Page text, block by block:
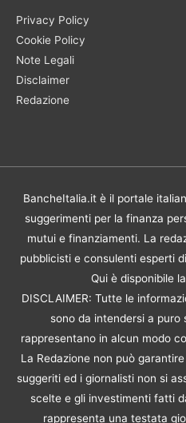
Privacy Policy
Cookie Policy
Note Legali
Disclaimer
Redazione
BancheItalia.it è il portale
suggerimenti per la finanza
mutui e finanziamenti. La
pubblicisti e consulenti esperti
Qui è disponibile la
DISCLAIMER: Tutte le
sono da intendersi a
rappresentano in alcun modo
La Redazione non può
suggeriti ed i giornalisti non si
scelte e gli investimenti fatti
rappresenta una testata